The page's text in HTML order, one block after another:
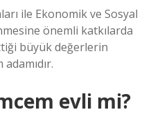
ile Ekonomik ve Sosyal
önemli katkılarda
büyük değerlerin
evli mi?